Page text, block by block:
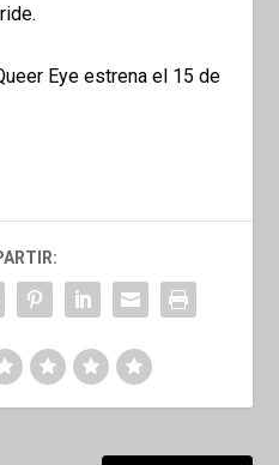
Eye estrena el 15 de